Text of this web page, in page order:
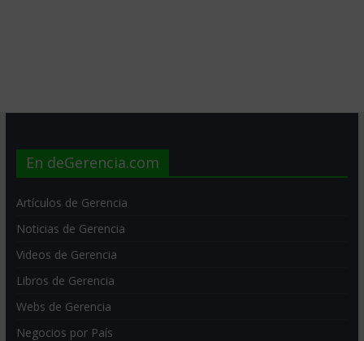
En deGerencia.com
Artículos de Gerencia
Noticias de Gerencia
Videos de Gerencia
Libros de Gerencia
Webs de Gerencia
Negocios por País